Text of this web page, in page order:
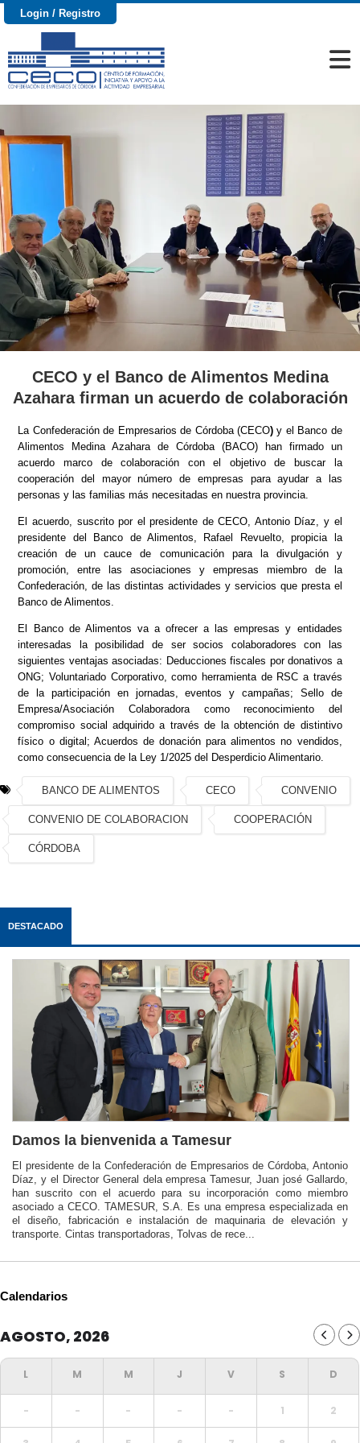
Login / Registro
CECO y el Banco de Alimentos Medina
Azahara firman un acuerdo de colaboración
La Confederación de Empresarios de Córdoba (CECO)y el Banco de
Alimentos Medina Azahara de Córdoba (BACO) han firmado un
acuerdo marco de colaboración con el objetivo de buscar la
cooperación del mayor número de empresas para ayudar a las
personas y las familias más necesitadas en nuestra provincia.
El acuerdo, suscrito por el presidente de CECO, Antonio Díaz, y el
presidente del Banco de Alimentos, Rafael Revuelto, propicia la
creación de un cauce de comunicación para la divulgación y
promoción, entre las asociaciones y empresas miembro de la
Confederación, de las distintas actividades y servicios que presta el
Banco de Alimentos.
El Banco de Alimentos va a ofrecer a las empresas y entidades
interesadas la posibilidad de ser socios colaboradores con las
siguientes ventajas asociadas: Deducciones fiscales por donativos a
ONG; Voluntariado Corporativo, como herramienta de RSC a través
de la participación en jornadas, eventos y campañas; Sello de
Empresa/Asociación Colaboradora como reconocimiento del
compromiso social adquirido a través de la obtención de distintivo
físico o digital; Acuerdos de donación para alimentos no vendidos,
como consecuencia de la Ley 1/2025 del Desperdicio Alimentario.
BANCO DE ALIMENTOS CECO CONVENIO
CONVENIO DE COLABORACION COOPERACIÓN
CÓRDOBA
DESTACADO
Damos la bienvenida a Tamesur
El presidente de la Confederación de Empresarios de Córdoba, Antonio
Díaz, y el Director General dela empresa Tamesur, Juan josé Gallardo,
han suscrito con el acuerdo para su incorporación como miembro
asociado a CECO. TAMESUR, S.A. Es una empresa especializada en
el diseño, fabricación e instalación de maquinaria de elevación y
transporte. Cintas transportadoras, Tolvas de rece...
Calendarios
AGOSTO, 2026
- - - - - 1 2